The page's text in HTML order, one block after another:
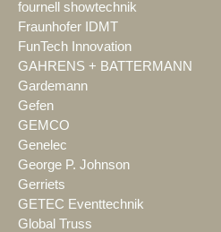
fournell showtechnik
Fraunhofer IDMT
FunTech Innovation
GAHRENS + BATTERMANN
Gardemann
Gefen
GEMCO
Genelec
George P. Johnson
Gerriets
GETEC Eventtechnik
Global Truss